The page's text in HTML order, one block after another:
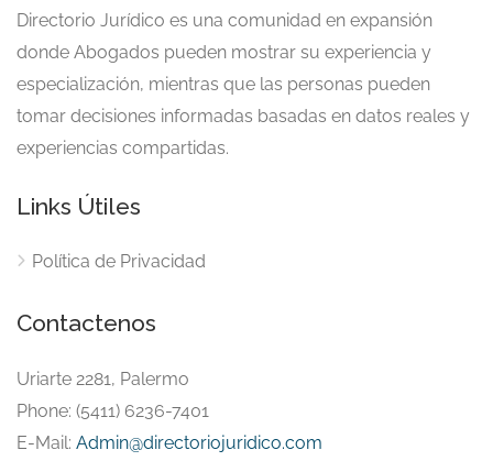
Directorio Jurídico es una comunidad en expansión
donde Abogados pueden mostrar su experiencia y
especialización, mientras que las personas pueden
tomar decisiones informadas basadas en datos reales y
experiencias compartidas.
Links Útiles
Política de Privacidad
Contactenos
Uriarte 2281, Palermo
Phone: (5411) 6236-7401
E-Mail: Admin@directoriojuridico.com